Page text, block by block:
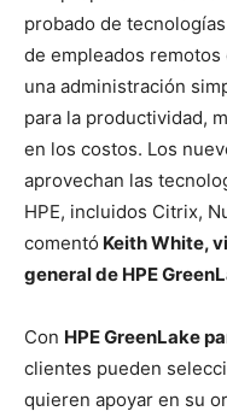
probado de
de empleados
una administración
para la productividad,
en los costos. Los
aprovechan las
HPE, incluidos Citrix,
comentó Keith White,
general de HPE
Con HPE GreenLake
clientes pueden
quieren apoyar en su